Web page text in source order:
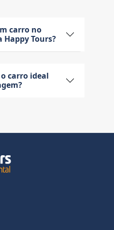
carro no
Happy Tours?
carro ideal